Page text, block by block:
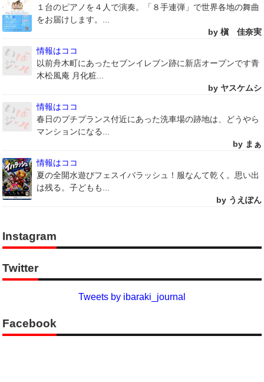
１台のピアノを４人で演奏。「８手連弾」で世界各地の舞曲
をお届けします。...
by 槇 佳奈実
情報はココ
以前舟木町にあったセブンイレブン跡に新店オープンです青
木松風庵 月化粧...
by ヤスケムシ
情報はココ
春日のプチプランス付近にあった洗車場の跡地は、どうやら
マンションになる...
by まぁ
情報はココ
夏の全開水遊びフェスイバラッシュ！服なんて乾く。思い出
は残る。子どもも...
by うえぽん
Instagram
Twitter
Tweets by ibaraki_journal
Facebook